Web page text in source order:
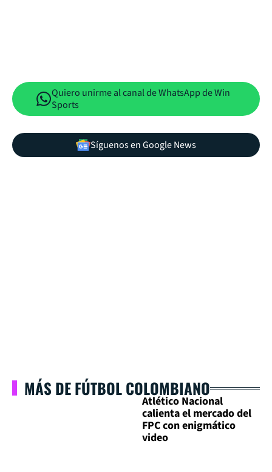
Quiero unirme al canal de WhatsApp de Win
Sports
Síguenos en Google News
MÁS DE FÚTBOL COLOMBIANO
Atlético Nacional
calienta el mercado del
FPC con enigmático
video